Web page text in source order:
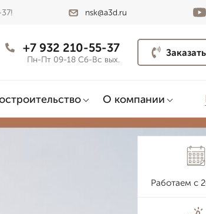
nsk@a3d.ru
+7 932 210-55-37
Пн-Пт 09-18 Сб-Вс вых.
О компании
Работаем с